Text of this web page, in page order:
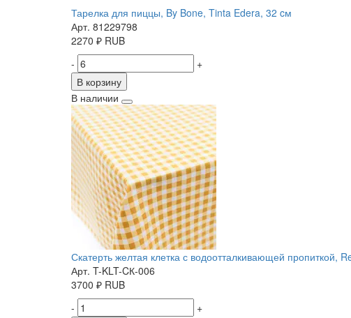
Тарелка для пиццы, By Bone, Tinta Edera, 32 cм
Арт. 81229798
2270 ₽ RUB
-
+
В корзину
В наличии
Скатерть желтая клетка с водоотталкивающей пропиткой,
Арт. T-KLT-CК-006
3700 ₽ RUB
-
+